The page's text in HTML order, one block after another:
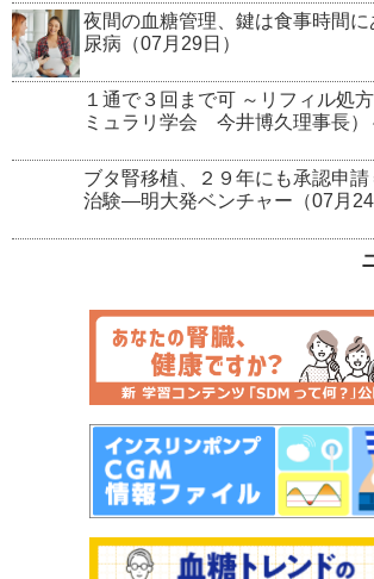
夜間の血糖管理、鍵は食事時間
尿病（07月29日）
１通で３回まで可 ～リフィル処
ミュラリ学会 今井博久理事長）
ブタ腎移植、２９年にも承認申
治験―明大発ベンチャー（07月24